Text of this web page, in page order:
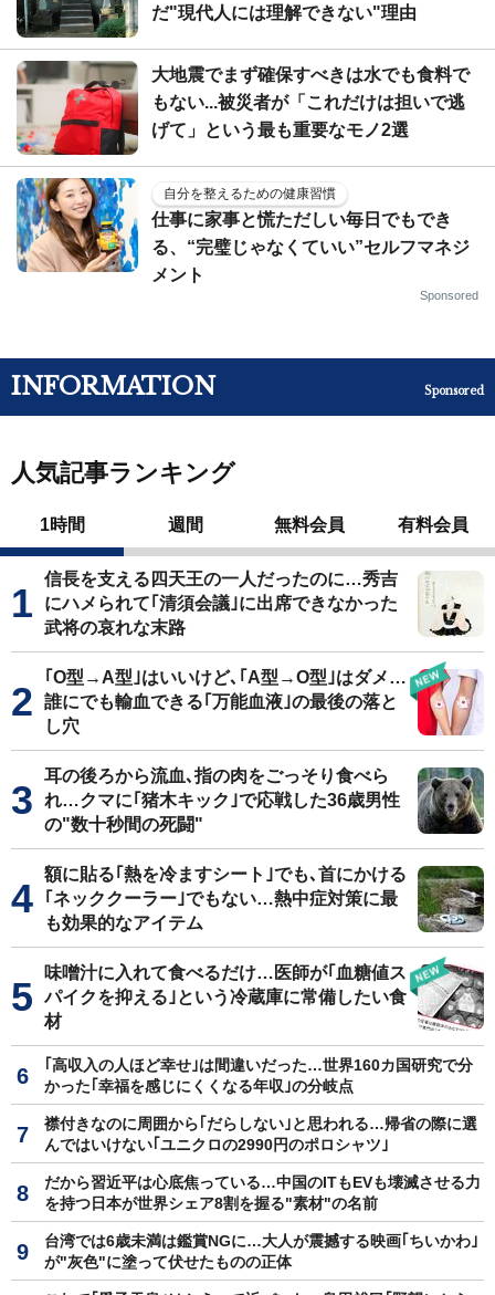
だ"現代人には理解できない"理由
大地震でまず確保すべきは水でも食料で
もない...被災者が「これだけは担いで逃
げて」という最も重要なモノ2選
自分を整えるための健康習慣
仕事に家事と慌ただしい毎日でもでき
る、“完璧じゃなくていい”セルフマネジ
メント
Sponsored
INFORMATION Sponsored
人気記事ランキング
1時間 週間 無料会員 有料会員
信長を支える四天王の一人だったのに…秀吉
にハメられて｢清須会議｣に出席できなかった
武将の哀れな末路
｢O型→A型｣はいいけど､｢A型→O型｣はダメ…
誰にでも輸血できる｢万能血液｣の最後の落と
し穴
耳の後ろから流血､指の肉をごっそり食べら
れ…クマに｢猪木キック｣で応戦した36歳男性
の"数十秒間の死闘"
額に貼る｢熱を冷ますシート｣でも､首にかける
｢ネッククーラー｣でもない…熱中症対策に最
も効果的なアイテム
味噌汁に入れて食べるだけ…医師が｢血糖値ス
パイクを抑える｣という冷蔵庫に常備したい食
材
｢高収入の人ほど幸せ｣は間違いだった…世界160カ国研究で分
かった｢幸福を感じにくくなる年収｣の分岐点
襟付きなのに周囲から｢だらしない｣と思われる…帰省の際に選
んではいけない｢ユニクロの2990円のポロシャツ｣
だから習近平は心底焦っている…中国のITもEVも壊滅させる力
を持つ日本が世界シェア8割を握る"素材"の名前
台湾では6歳未満は鑑賞NGに…大人が震撼する映画｢ちいかわ｣
が"灰色"に塗って伏せたものの正体